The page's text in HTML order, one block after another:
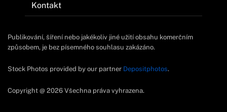
Kontakt
Publikování, šíření nebo jakékoliv jiné užití obsahu komerčním
způsobem, je bez písemného souhlasu zakázáno.
Stock Photos provided by our partner Depositphotos.
Copyright @ 2026 Všechna práva vyhrazena.